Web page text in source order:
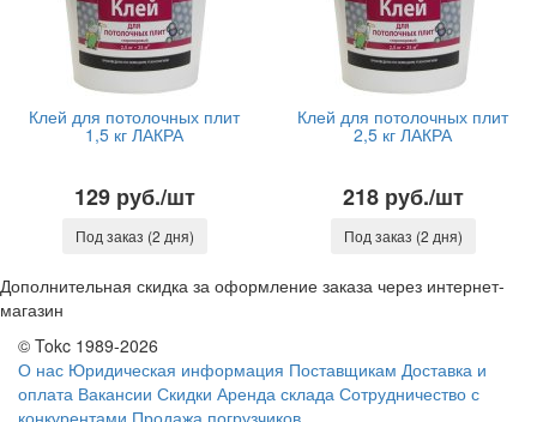
Клей для потолочных плит
1,5 кг ЛАКРА
129 руб./шт
Под заказ (2 дня)
Клей для потолочных плит
2,5 кг ЛАКРА
218 руб./шт
Под заказ (2 дня)
Дополнительная скидка за оформление заказа через интернет-
магазин
© Tokc 1989-2026
О нас Юридическая информация Поставщикам Доставка и
оплата Вакансии Скидки Аренда склада Сотрудничество с
конкурентами Продажа погрузчиков